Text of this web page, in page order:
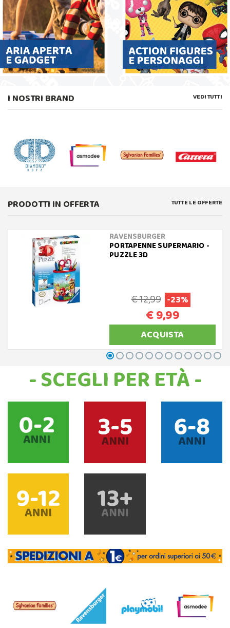
I NOSTRI BRAND VEDI TUTTI
PRODOTTI IN OFFERTA TUTTE LE OFFERTE
RAVENSBURGER
PORTAPENNE SUPERMARIO -
PUZZLE 3D
€ 12,99 -23%
€ 9,99
ACQUISTA
- SCEGLI PER ETÀ -